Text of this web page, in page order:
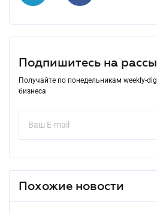
Подпишитесь на
Получайте по понедельникам weekly-
бизнеса
Похожие новости